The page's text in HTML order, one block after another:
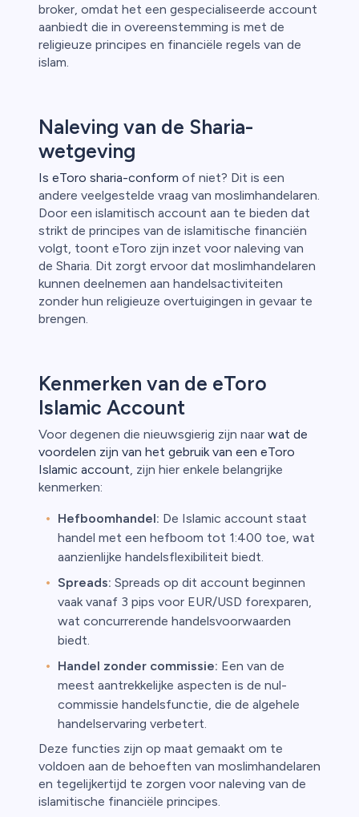
broker, omdat het een gespecialiseerde account
aanbiedt die in overeenstemming is met de
religieuze principes en financiële regels van de
islam.
Naleving van de Sharia-
wetgeving
Is eToro sharia-conform of niet? Dit is een
andere veelgestelde vraag van moslimhandelaren.
Door een islamitisch account aan te bieden dat
strikt de principes van de islamitische financiën
volgt, toont eToro zijn inzet voor naleving van
de Sharia. Dit zorgt ervoor dat moslimhandelaren
kunnen deelnemen aan handelsactiviteiten
zonder hun religieuze overtuigingen in gevaar te
brengen.
Kenmerken van de eToro
Islamic Account
Voor degenen die nieuwsgierig zijn naar wat de
voordelen zijn van het gebruik van een eToro
Islamic account , zijn hier enkele belangrijke
kenmerken:
Hefboomhandel: De Islamic account staat
handel met een hefboom tot 1:400 toe, wat
aanzienlijke handelsflexibiliteit biedt.
Spreads: Spreads op dit account beginnen
vaak vanaf 3 pips voor EUR/USD forexparen,
wat concurrerende handelsvoorwaarden
biedt.
Handel zonder commissie: Een van de
meest aantrekkelijke aspecten is de nul-
commissie handelsfunctie, die de algehele
handelservaring verbetert.
Deze functies zijn op maat gemaakt om te
voldoen aan de behoeften van moslimhandelaren
en tegelijkertijd te zorgen voor naleving van de
islamitische financiële principes.